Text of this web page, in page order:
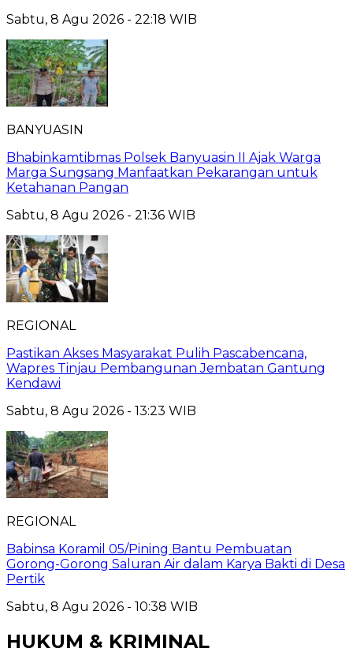
Sabtu, 8 Agu 2026 - 22:18 WIB
BANYUASIN
Bhabinkamtibmas Polsek Banyuasin II Ajak Warga
Marga Sungsang Manfaatkan Pekarangan untuk
Ketahanan Pangan
Sabtu, 8 Agu 2026 - 21:36 WIB
REGIONAL
Pastikan Akses Masyarakat Pulih Pascabencana,
Wapres Tinjau Pembangunan Jembatan Gantung
Kendawi
Sabtu, 8 Agu 2026 - 13:23 WIB
REGIONAL
Babinsa Koramil 05/Pining Bantu Pembuatan
Gorong-Gorong Saluran Air dalam Karya Bakti di Desa
Pertik
Sabtu, 8 Agu 2026 - 10:38 WIB
HUKUM & KRIMINAL